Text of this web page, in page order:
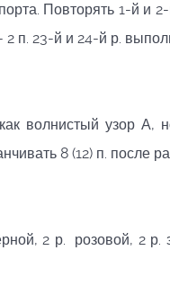
Повторять 1-й
п. 23-й и 24-й р.
волнистый узор А,
8 (12) п. после
2 р. розовой, 2 р.